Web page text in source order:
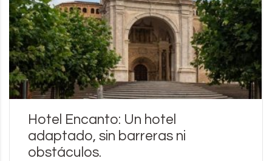
Hotel Encanto: Un hotel
adaptado, sin barreras ni
obstáculos.